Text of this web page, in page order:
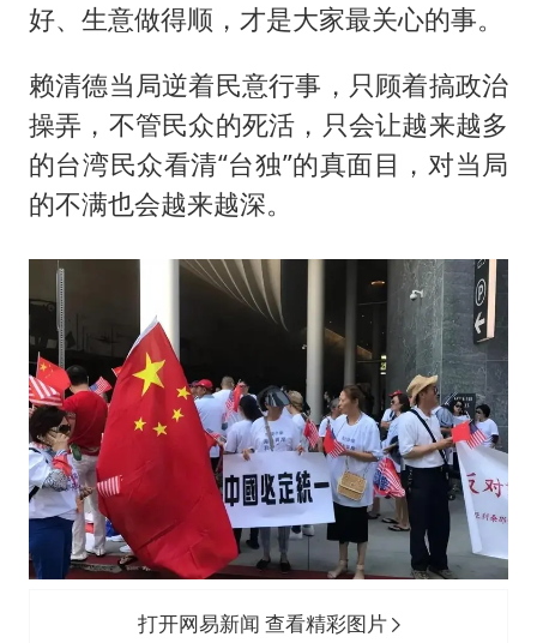
好、生意做得顺，才是大家最关心的事。
赖清德当局逆着民意行事，只顾着搞政治
操弄，不管民众的死活，只会让越来越多
的台湾民众看清“台独”的真面目，对当局
的不满也会越来越深。
打开网易新闻 查看精彩图片